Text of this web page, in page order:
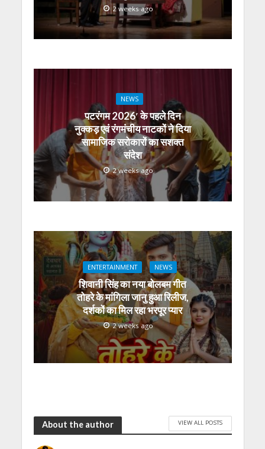
2 weeks ago
NEWS
पटरंगम 2026′ के पहले दिन
नुक्कड़ एवं रंगमंचीय नाटकों ने दिया
सामाजिक सरोकारों का सशक्त
संदेश
2 weeks ago
ENTERTAINMENT NEWS
शिवानी सिंह का नया बोलबम गीत
तोहरे के मांगिला जानु हुआ रिलीज,
दर्शकों का मिल रहा भरपूर प्यार
2 weeks ago
About the author VIEW ALL POSTS